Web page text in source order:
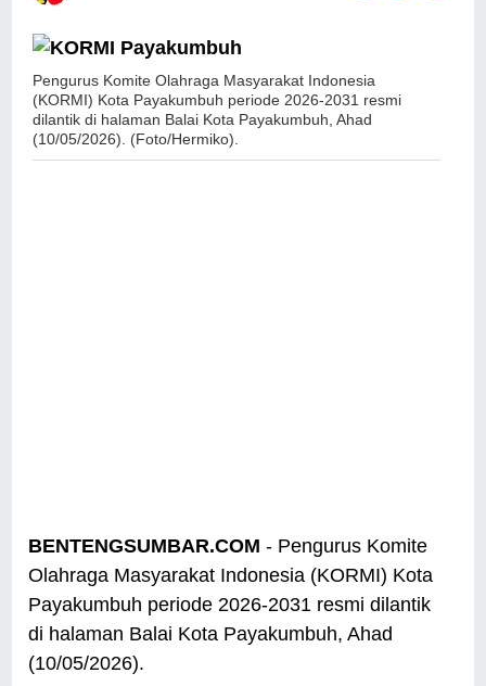
Pengurus Komite Olahraga Masyarakat Indonesia
(KORMI) Kota Payakumbuh periode 2026-2031 resmi
dilantik di halaman Balai Kota Payakumbuh, Ahad
(10/05/2026). (Foto/Hermiko).
BENTENGSUMBAR.COM - Pengurus Komite
Olahraga Masyarakat Indonesia (KORMI) Kota
Payakumbuh periode 2026-2031 resmi dilantik
di halaman Balai Kota Payakumbuh, Ahad
(10/05/2026).